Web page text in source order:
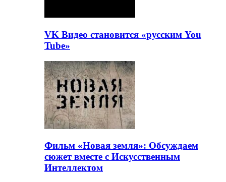
VK Видео становится «русским You
Tube»
Фильм «Новая земля»: Обсуждаем
сюжет вместе с Искусственным
Интеллектом